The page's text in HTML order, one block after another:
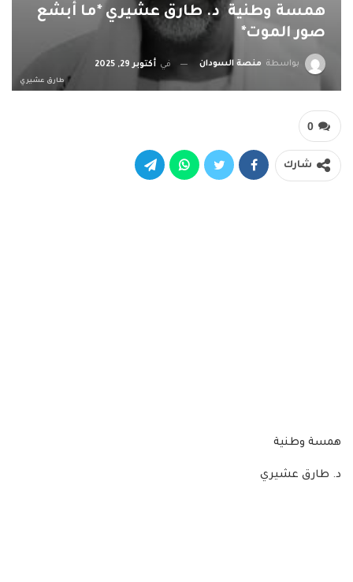
همسة وطنية د. طارق عشيري *ما أبشع
صور الموت*
بواسطة منصة السودان في أكتوبر 29, 2025
طارق عشيري
0
شارك
همسة وطنية
د. طارق عشيري